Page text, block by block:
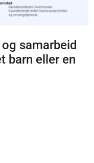
samarbeid
barn eller en